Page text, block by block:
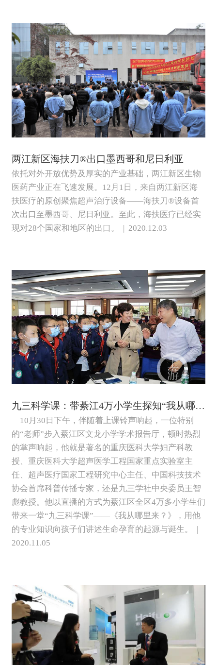
两江新区海扶刀®出口墨西哥和尼日利亚
依托对外开放优势及厚实的产业基础，两江新区生物
医药产业正在飞速发展。12月1日，来自两江新区海
扶医疗的原创聚焦超声治疗设备——海扶刀®设备首
次出口至墨西哥、尼日利亚。至此，海扶医疗已经实
现对28个国家和地区的出口。 | 2020.12.03
九三科学课：带綦江4万小学生探知“我从哪里来”
10月30日下午，伴随着上课铃声响起，一位特别
的“老师”步入綦江区文龙小学学术报告厅，顿时热烈
的掌声响起，他就是著名的重庆医科大学妇产科教
授、重庆医科大学超声医学工程国家重点实验室主
任、超声医疗国家工程研究中心主任、中国科技技术
协会首席科普传播专家，还是九三学社中央委员王智
彪教授。他以直播的方式为綦江区全区4万多小学生们
带来一堂“九三科学课”——《我从哪里来？》，用他
的专业知识向孩子们讲述生命孕育的起源与诞生。 |
2020.11.05